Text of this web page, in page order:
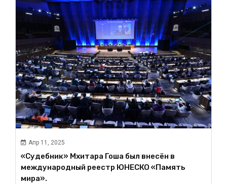
Апр 11, 2025
«Судебник» Мхитара Гоша был внесён в
международный реестр ЮНЕСКО «Память
мира».